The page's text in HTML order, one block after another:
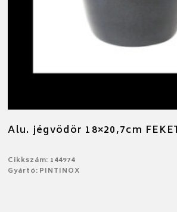
Alu. jégvödör 18×20,7cm
Cikkszám: 144974
Gyártó: PINTINOX